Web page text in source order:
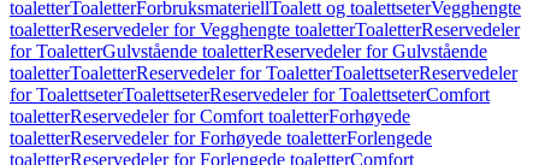
toaletterToaletterForbruksmateriellToalett og toalettseterVegghengte
toaletterReservedeler for Vegghengte toaletterToaletterReservedeler
for ToaletterGulvstående toaletterReservedeler for Gulvstående
toaletterToaletterReservedeler for ToaletterToalettseterReservedeler
for ToalettseterToalettseterReservedeler for ToalettseterComfort
toaletterReservedeler for Comfort toaletterForhøyede
toaletterReservedeler for Forhøyede toaletterForlengede
toaletterReservedeler for Forlengede toaletterComfort